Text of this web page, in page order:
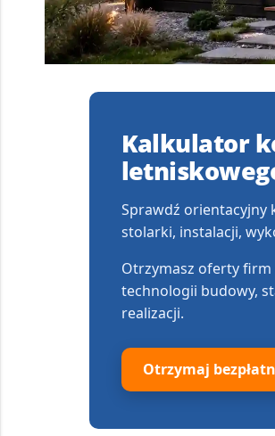
Kalkulator
Sprawdź orientacyjny
stolarki, instalacji,
Otrzymasz oferty
technologii budowy,
realizacji.
Otrzymaj